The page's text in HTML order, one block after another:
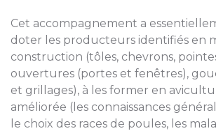
Cet accompagnement a
doter les producteurs identifiés en
construction (tôles, chevrons,
ouvertures (portes et fenêtres),
et grillages), à les former en
améliorée (les connaissances
le choix des races de poules, les